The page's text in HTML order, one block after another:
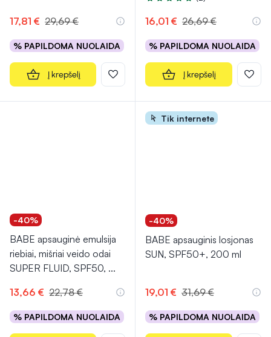
17,81 € 29,69 €
% PAPILDOMA NUOLAIDA
Į krepšelį
Įvertinimas 5.0 iš 5
16,01 € 26,69 €
% PAPILDOMA NUOLAIDA
Į krepšelį
-40%
BABE apsauginė emulsija
riebiai, mišriai veido odai
SUPER FLUID, SPF50, ...
13,66 € 22,78 €
% PAPILDOMA NUOLAIDA
Tik internete
-40%
BABE apsauginis losjonas
SUN, SPF50+, 200 ml
19,01 € 31,69 €
% PAPILDOMA NUOLAIDA